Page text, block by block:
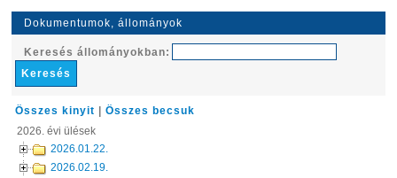
Dokumentumok, állományok
Keresés állományokban:
Összes kinyit |Összes becsuk
2026. évi ülések
2026.01.22.
2026.02.19.